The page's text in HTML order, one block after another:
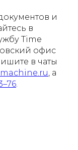
и
в
Time
офис
в чаты
, а